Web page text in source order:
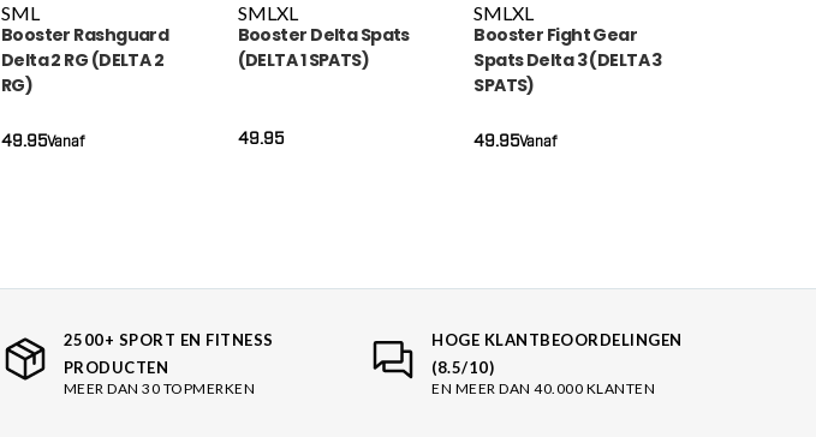
SML
Booster Rashguard
Delta 2 RG (DELTA 2
RG)
Vanaf
49.95
SMLXL
Booster Delta Spats
(DELTA 1 SPATS)
49.95
SMLXL
Booster Fight Gear
Spats Delta 3 (DELTA 3
SPATS)
Vanaf
49.95
2500+ SPORT EN FITNESS
PRODUCTEN
MEER DAN 30 TOPMERKEN
HOGE KLANTBEOORDELINGEN
(8.5/10)
EN MEER DAN 40.000 KLANTEN